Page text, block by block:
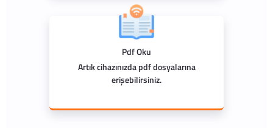
Pdf Oku
Artık cihazınızda pdf dosyalarına
erişebilirsiniz.